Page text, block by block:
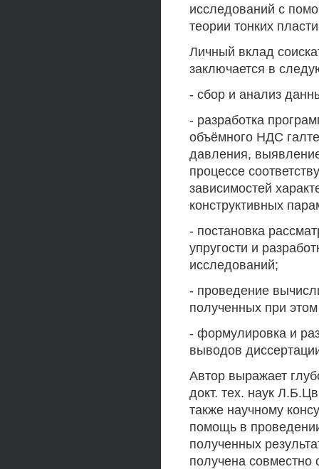
исследований с
теории тонких
Личный вклад
заключается в
- сбор и анализ
- разработка
объёмного НДС
давления,
процессе
зависимостей
конструктивных
- постановка
упругости и
исследований;
- проведение
полученных при этом
- формулировка и
выводов
Автор выражает
докт. тех. наук
также научному
помощь в
полученных
получена